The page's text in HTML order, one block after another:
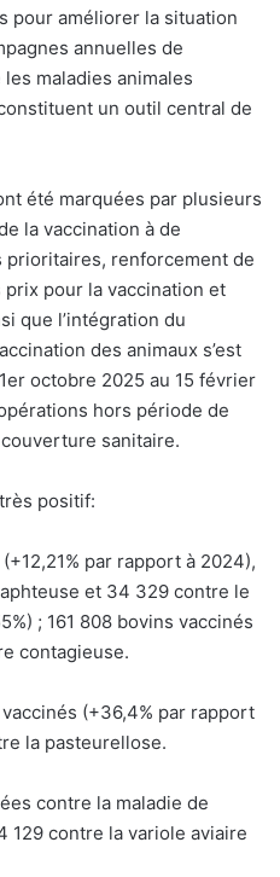
pour améliorer la situation
annuelles de
maladies animales
un outil central de
été marquées par plusieurs
la vaccination à de
prioritaires, renforcement de
pour la vaccination et
que l’intégration du
des animaux s’est
octobre 2025 au 15 février
hors période de
sanitaire.
positif:
par rapport à 2024),
et 34 329 contre le
; 161 808 bovins vaccinés
contagieuse.
(+36,4% par rapport
la pasteurellose.
contre la maladie de
129 contre la variole aviaire